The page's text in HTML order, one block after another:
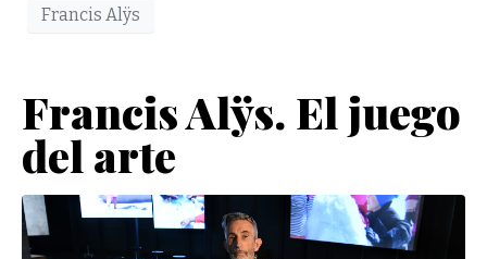
Francis Alÿs
Francis Alÿs. El juego
del arte